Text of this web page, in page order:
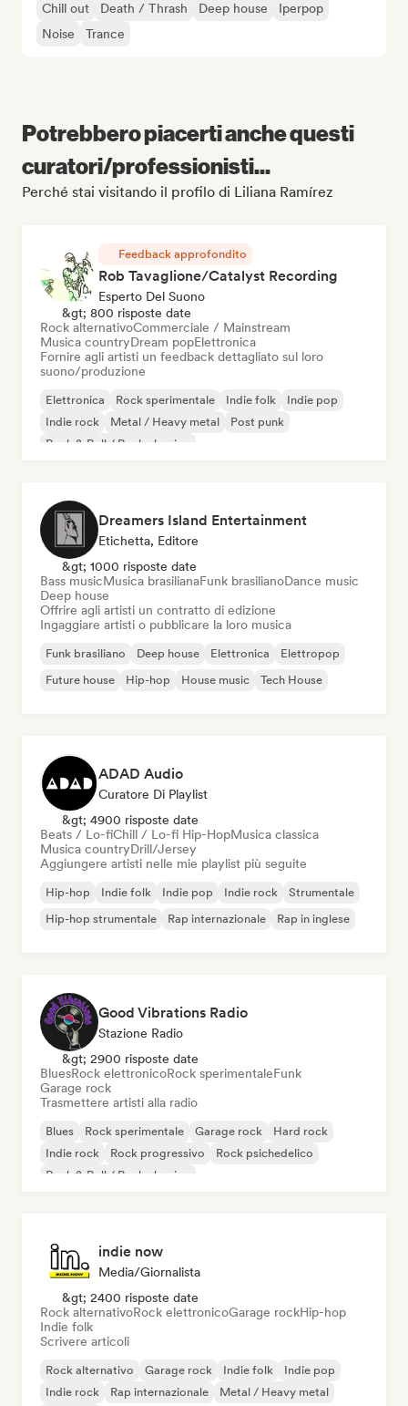
Chill out Death / Thrash Deep house
Iperpop
Noise
Trance
Potrebbero piacerti anche questi
curatori/professionisti...
Perché stai visitando il profilo di Liliana Ramírez
Feedback approfondito
Rob Tavaglione/Catalyst Recording
Esperto Del Suono
&gt; 800 risposte date
Rock alternativoCommerciale / Mainstream
Musica countryDream popElettronica
Fornire agli artisti un feedback dettagliato sul loro
suono/produzione
Elettronica Rock sperimentale Indie folk
Indie pop
Indie rock
Metal / Heavy metal
Post punk
Rock & Roll / Rock classico
Dreamers Island Entertainment
Etichetta, Editore
&gt; 1000 risposte date
Bass musicMusica brasilianaFunk brasilianoDance music
Deep house
Offrire agli artisti un contratto di edizione
Ingaggiare artisti o pubblicare la loro musica
Funk brasiliano Deep house Elettronica
Elettropop
Future house
Hip-hop House music Tech House
ADAD Audio
Curatore Di Playlist
&gt; 4900 risposte date
Beats / Lo-fiChill / Lo-fi Hip-HopMusica classica
Musica countryDrill/Jersey
Aggiungere artisti nelle mie playlist più seguite
Hip-hop Indie folk Indie pop Indie rock
Strumentale
Hip-hop strumentale
Rap internazionale Rap in inglese
Good Vibrations Radio
Stazione Radio
&gt; 2900 risposte date
BluesRock elettronicoRock sperimentaleFunk
Garage rock
Trasmettere artisti alla radio
Blues Rock sperimentale Garage rock
Hard rock
Indie rock
Rock progressivo
Rock psichedelico
Rock & Roll / Rock classico
indie now
Media/Giornalista
&gt; 2400 risposte date
Rock alternativoRock elettronicoGarage rockHip-hop
Indie folk
Scrivere articoli
Rock alternativo Garage rock Indie folk
Indie pop
Indie rock
Rap internazionale
Metal / Heavy metal